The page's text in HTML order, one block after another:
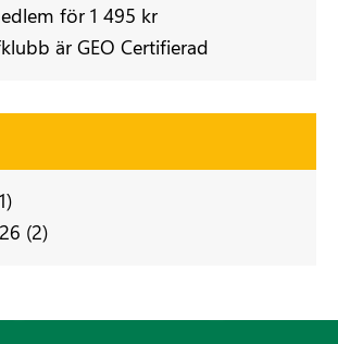
för 1 495 kr
är GEO Certifierad
(2)